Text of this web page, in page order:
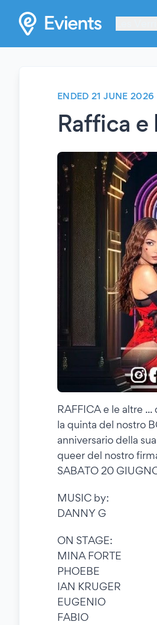
ENDED 21 JUNE 2026
Raffica e
RAFFICA e le altre
la quinta del nostro
anniversario della
queer del nostro
SABATO 20
MUSIC by:
DANNY G
ON STAGE:
MINA FORTE
PHOEBE
IAN KRUGER
EUGENIO
FABIO